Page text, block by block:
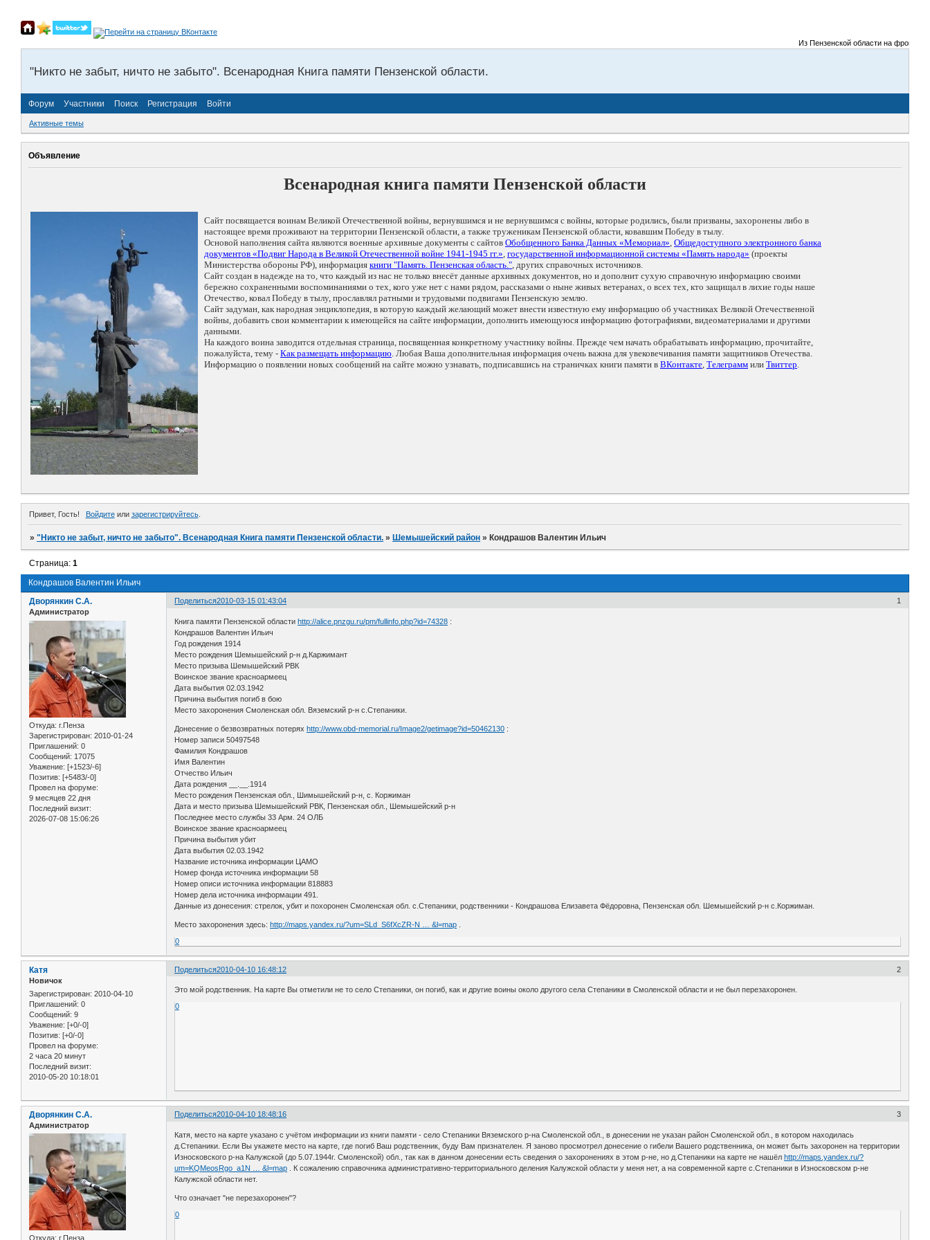
Из Пензенской области на фронты
"Никто не забыт, ничто не забыто". Всенародная Книга памяти Пензенской области.
Форум Участники Поиск Регистрация Войти
Активные темы
Объявление
Всенародная книга памяти Пензенской области
Сайт посвящается воинам Великой Отечественной войны, вернувшимся и не вернувшимся с войны, которые родились, были призваны, захоронены либо в
настоящее время проживают на территории Пензенской области, а также труженикам Пензенской области, ковавшим Победу в тылу.
Основой наполнения сайта являются военные архивные документы с сайтов Обобщенного Банка Данных «Мемориал», Общедоступного электронного банка
документов «Подвиг Народа в Великой Отечественной войне 1941-1945 гг.», государственной информационной системы «Память народа» (проекты
Министерства обороны РФ), информация книги "Память. Пензенская область.", других справочных источников.
Сайт создан в надежде на то, что каждый из нас не только внесёт данные архивных документов, но и дополнит сухую справочную информацию своими
бережно сохраненными воспоминаниями о тех, кого уже нет с нами рядом, рассказами о ныне живых ветеранах, о всех тех, кто защищал в лихие годы наше
Отечество, ковал Победу в тылу, прославлял ратными и трудовыми подвигами Пензенскую землю.
Сайт задуман, как народная энциклопедия, в которую каждый желающий может внести известную ему информацию об участниках Великой Отечественной
войны, добавить свои комментарии к имеющейся на сайте информации, дополнить имеющуюся информацию фотографиями, видеоматериалами и другими
данными.
На каждого воина заводится отдельная страница, посвященная конкретному участнику войны. Прежде чем начать обрабатывать информацию, прочитайте,
пожалуйста, тему - Как размещать информацию. Любая Ваша дополнительная информация очень важна для увековечивания памяти защитников Отечества.
Информацию о появлении новых сообщений на сайте можно узнавать, подписавшись на страничках книги памяти в ВКонтакте, Телеграмм или Твиттер.
Привет, Гость! Войдитеили зарегистрируйтесь.
»"Никто не забыт, ничто не забыто". Всенародная Книга памяти Пензенской области. » Шемышейский район » Кондрашов Валентин Ильич
Кондрашов Валентин Ильич
Страница:1
Поделиться 1
2010-03-15 01:43:04
Дворянкин С.А.
Администратор
Откуда: г.Пенза
Зарегистрирован: 2010-01-24
Приглашений: 0
Сообщений: 17075
Уважение: [+1523/-6]
Позитив: [+5483/-0]
Провел на форуме:
9 месяцев 22 дня
Последний визит:
2026-07-08 15:06:26
Книга памяти Пензенской областиhttp://alice.pnzgu.ru/pm/fullinfo.php?id=74328 :
Кондрашов Валентин Ильич
Год рождения 1914
Место рождения Шемышейский р-н д.Каржимант
Место призыва Шемышейский РВК
Воинское звание красноармеец
Дата выбытия 02.03.1942
Причина выбытия погиб в бою
Место захоронения Смоленская обл. Вяземский р-н с.Степаники.
Донесение о безвозвратных потеряхhttp://www.obd-memorial.ru/Image2/getimage?id=50462130 :
Номер записи 50497548
Фамилия Кондрашов
Имя Валентин
Отчество Ильич
Дата рождения __.__.1914
Место рождения Пензенская обл., Шимышейский р-н, с. Коржиман
Дата и место призыва Шемышейский РВК, Пензенская обл., Шемышейский р-н
Последнее место службы 33 Арм. 24 ОЛБ
Воинское звание красноармеец
Причина выбытия убит
Дата выбытия 02.03.1942
Название источника информации ЦАМО
Номер фонда источника информации 58
Номер описи источника информации 818883
Номер дела источника информации 491.
Данные из донесения: стрелок, убит и похоронен Смоленская обл. с.Степаники, родственники - Кондрашова Елизавета Фёдоровна, Пензенская обл. Шемышейский р-н с.Коржиман.
Место захоронения здесь:http://maps.yandex.ru/?um=SLd_S6fXcZR-N … &l=map
0
Поделиться 2
2010-04-10 16:48:12
Катя
Новичок
Зарегистрирован: 2010-04-10
Приглашений: 0
Сообщений: 9
Уважение: [+0/-0]
Позитив: [+0/-0]
Провел на форуме:
2 часа 20 минут
Последний визит:
2010-05-20 10:18:01
Это мой родственник. На карте Вы отметили не то село Степаники, он погиб, как и другие воины около другого села Степаники в Смоленской области и не был перезахоронен.
0
Поделиться 3
2010-04-10 18:48:16
Дворянкин С.А.
Администратор
Откуда: г.Пенза
Катя, место на карте указано с учётом информации из книги памяти - село Степаники Вяземского р-на Смоленской обл., в донесении не указан район Смоленской обл., в котором находилась
д.Степаники. Если Вы укажете место на карте, где погиб Ваш родственник, буду Вам признателен. Я заново просмотрел донесение о гибели Вашего родственника, он может быть захоронен на территории
Износковского р-на Калужской (до 5.07.1944г. Смоленской) обл., так как в данном донесении есть сведения о захоронениях в этом р-не, но д.Степаники на карте не нашёлhttp://maps.yandex.ru/?
um=KQMeosRgo_a1N … &l=map . К сожалению справочника административно-территориального деления Калужской области у меня нет, а на современной карте с.Степаники в Износковском р-не
Калужской области нет.
Что означает "не перезахоронен"?
0